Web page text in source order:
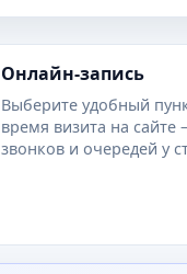
Онлайн-запись
Выберите удобный
время визита на сайте
звонков и очередей у